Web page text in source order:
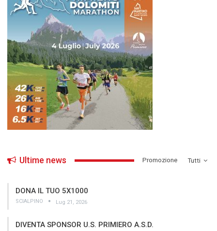
Tutti
Ultime news ­Promozione
DONA IL TUO 5X1000
SCIALPINO Lug 21, 2026
DIVENTA SPONSOR U.S. PRIMIERO A.S.D.